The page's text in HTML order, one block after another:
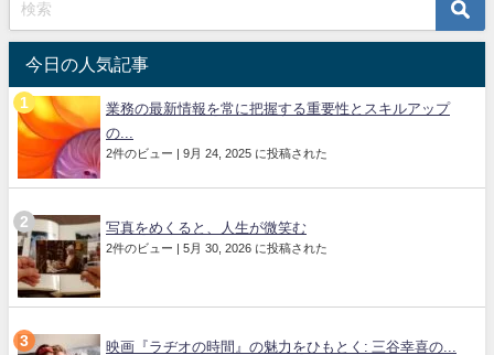
今日の人気記事
業務の最新情報を常に把握する重要性とスキルアップ
の...
2件のビュー | 9月 24, 2025 に投稿された
写真をめくると、人生が微笑む
2件のビュー | 5月 30, 2026 に投稿された
映画『ラヂオの時間』の魅力をひもとく: 三谷幸喜の...